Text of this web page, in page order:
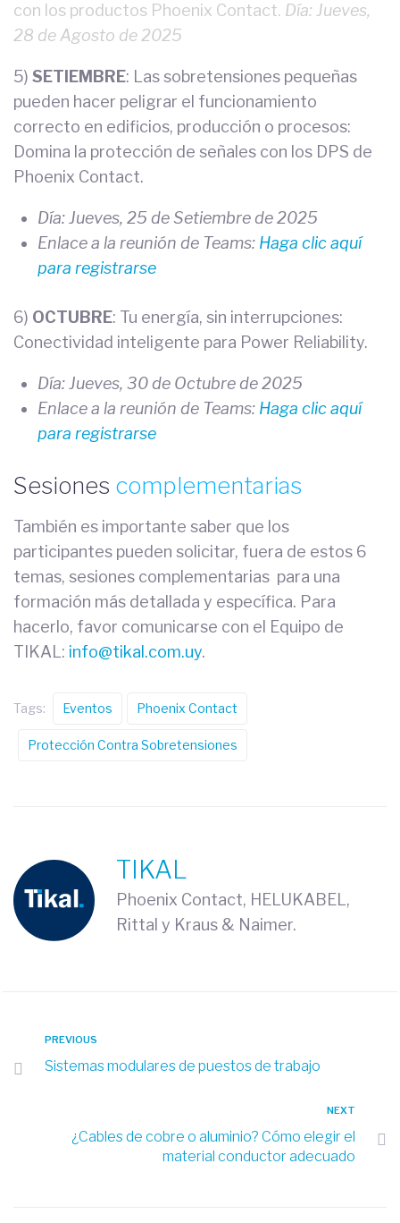
con los productos Phoenix Contact. Día: Jueves,
28 de Agosto de 2025
5) SETIEMBRE: Las sobretensiones pequeñas
pueden hacer peligrar el funcionamiento
correcto en edificios, producción o procesos:
Domina la protección de señales con los DPS de
Phoenix Contact.
Día: Jueves, 25 de Setiembre de 2025
Enlace a la reunión de Teams: Haga clic aquí
para registrarse
6) OCTUBRE: Tu energía, sin interrupciones:
Conectividad inteligente para Power Reliability.
Día: Jueves, 30 de Octubre de 2025
Enlace a la reunión de Teams: Haga clic aquí
para registrarse
Sesiones complementarias
También es importante saber que los
participantes pueden solicitar, fuera de estos 6
temas, sesiones complementarias para una
formación más detallada y específica. Para
hacerlo, favor comunicarse con el Equipo de
TIKAL: info@tikal.com.uy.
Tags: Eventos Phoenix Contact
Protección Contra Sobretensiones
TIKAL
Phoenix Contact, HELUKABEL,
Rittal y Kraus & Naimer.
PREVIOUS
Sistemas modulares de puestos de trabajo
NEXT
¿Cables de cobre o aluminio? Cómo elegir el
material conductor adecuado